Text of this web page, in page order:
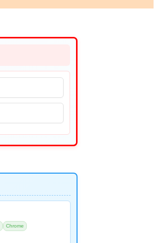
Chrome